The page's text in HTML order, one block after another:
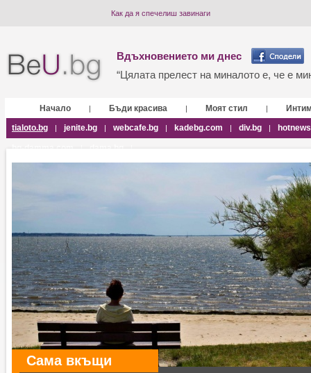
Как да я спечелиш завинаги
Вдъхновението ми днес
“Цялата прелест на миналото е, че е
Начало | Бъди красива | Моят стил |
tialoto.bg
| jenite.bg | webcafe.bg | kadebg.com | div.bg |
Сама вкъщи